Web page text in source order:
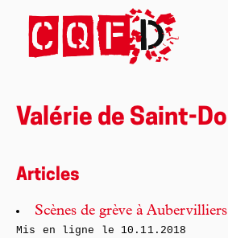
Valérie de Saint-Do
Articles
Scènes de grève à Aubervilliers
Mis en ligne le 10.11.2018